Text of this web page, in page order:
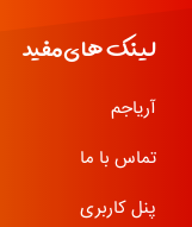
لینک های مفید
آریاجم
تماس با ما
پنل کاربری